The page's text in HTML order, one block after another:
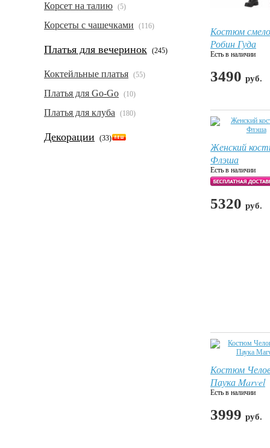
Корсет на талию (5)
Корсеты с чашечками (116)
Платья для вечеринок (245)
Коктейльные платья (55)
Платья для Go-Go (10)
Платья для клуба (180)
Декорации (33)
Костюм
Робин Гуда
Есть в наличии
3490 руб.
Женский
Флэша
Есть в наличии
5320 руб.
Костюм
Паука Marvel
Есть в наличии
3999 руб.